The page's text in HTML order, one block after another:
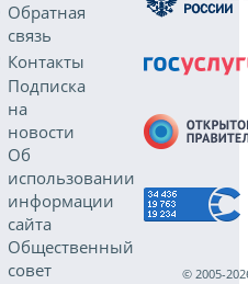
Обратная
связь
Контакты
Подписка
на
новости
Об
использовании
информации
сайта
Общественный
совет
© 2005-